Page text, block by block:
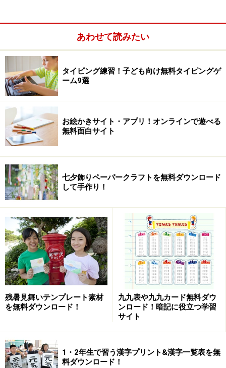
欲を言えば、トーナメントの途中でソフトを終了しても
続きから始められる機能や、 兄弟で使う場合などに個別
に成績を残せる機能が欲しいところです。
※計算に集中するソフトなので長時間遊びすぎないよう
に、適度に休憩を取りましょう。
■ソフト収録内容
キック練習でテンキーに慣れよう！
まずは、テンキーに慣れるためにキックゲームからスタ
ートです。
0～9までの数字が書かれた的に向けてサッカーボールを
蹴り、 タイピングの時の正しい指の置き方を身につけま
す。
正しい指使いを身につけることで、早くタイピングでき
るようになりますから、 何度もじっくり取り組みたいで
すね。
PK練習で算数の基礎を学ぼう！
シュート数の多いほうが勝ちとなる、対戦型サッカーゲ
算・わり算の中から学習レベルを選択し、 敵ゴールへの
シュートと敵からのボールを防ぐキーパーを交互に行う
あわせて読みたい
タイピング練習！子ども向け無料タイピングゲ
ーム9選
お絵かきサイト・アプリ！オンラインで遊べる
無料面白サイト
七夕飾りペーパークラフトを無料ダウンロード
して手作り！
残暑見舞いテンプレート素材
を無料ダウンロード！
九九表や九九カード無料ダウ
ンロード！暗記に役立つ学習
サイト
1・2年生で習う漢字プリント&漢字一覧表を無
料ダウンロード！